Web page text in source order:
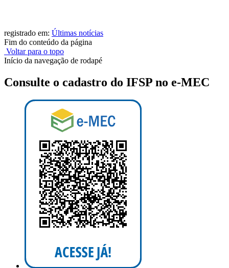
registrado em: Últimas notícias
Fim do conteúdo da página
Voltar para o topo
Início da navegação de rodapé
Consulte o cadastro do IFSP no e-MEC